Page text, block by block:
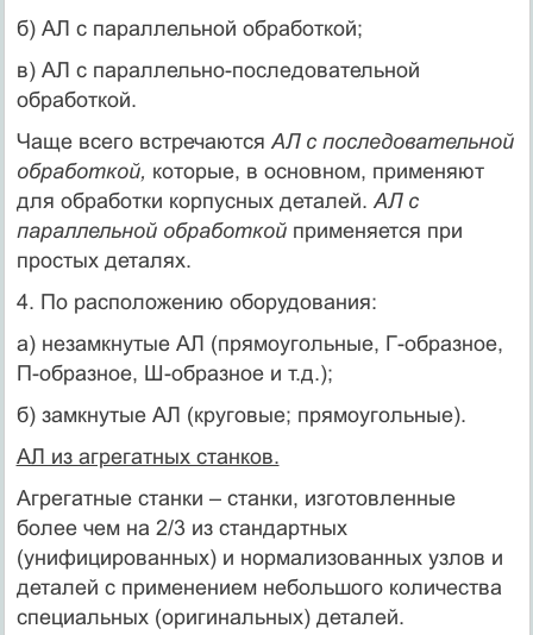
б) АЛ с параллельной обработкой;
в) АЛ с параллельно-последовательной
обработкой.
Чаще всего встречаются АЛ с последовательной
обработкой, которые, в основном, применяют
для обработки корпусных деталей. АЛ с
параллельной обработкойприменяется при
простых деталях.
4. По расположению оборудования:
а) незамкнутые АЛ (прямоугольные, Г-образное,
П-образное, Ш-образное и т.д.);
б) замкнутые АЛ (круговые; прямоугольные).
АЛ из агрегатных станков.
Агрегатные станки – станки, изготовленные
более чем на 2/3 из стандартных
(унифицированных) и нормализованных узлов и
деталей с применением небольшого количества
специальных (оригинальных) деталей.